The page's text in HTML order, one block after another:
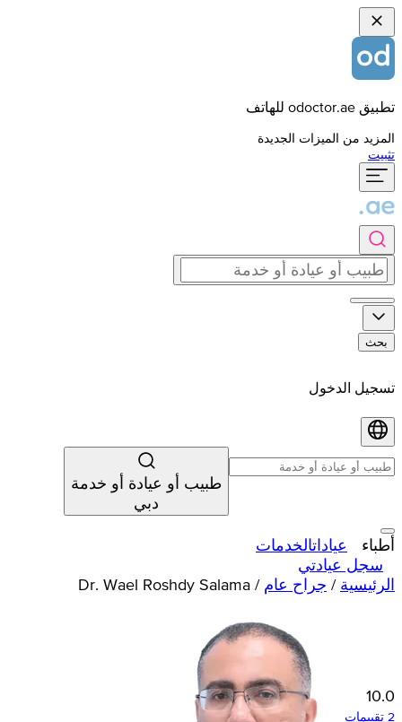
تطبيق odoctor.ae للهاتف
المزيد من الميزات الجديدة
تثبيت
بحث
تسجيل الدخول
طبيب أو عيادة أو خدمة
دبي
أطباء عياداتالخدمات
سجل عيادتي
الرئيسية / جراح عام /
Dr. Wael Roshdy Salama
10.0
2 تقييمات